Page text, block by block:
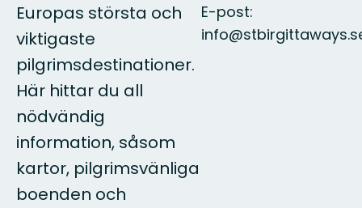
Europas största och
viktigaste
pilgrimsdestinationer.
Här hittar du all
nödvändig
information, såsom
kartor, pilgrimsvänliga
boenden och
E-post: